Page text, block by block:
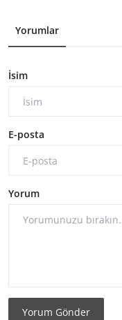
Yorumlar
İsim
E-posta
Yorum
Yorum Gönder